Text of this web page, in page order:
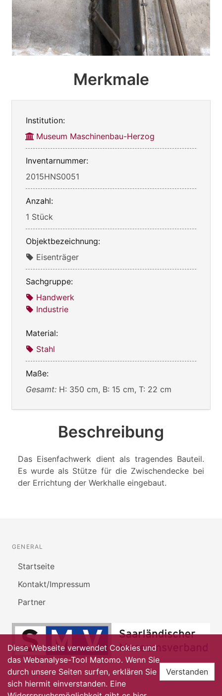
Merkmale
Institution:
Museum Maschinenbau-Herzog
Inventarnummer:
2015HNS0051
Anzahl:
1 Stück
Objektbezeichnung:
Eisenträger
Sachgruppe:
Handwerk
Industrie
Material:
Stahl
Maße:
Gesamt: H: 350 cm, B: 15 cm, T: 22 cm
Beschreibung
Das Eisenfachwerk dient als tragendes Bauteil.
Es wurde als Stütze für die Zwischendecke bei
der Errichtung der Werkhalle eingebaut.
GENERAL
Startseite
Kontakt/Impressum
Partner
Diese Webseite verwendet Cookies und
das Webanalyse-Tool Matomo. Wenn Sie
durch unsere Seiten surfen, erklären Sie
sich hiermit einverstanden. Eine
Verstanden